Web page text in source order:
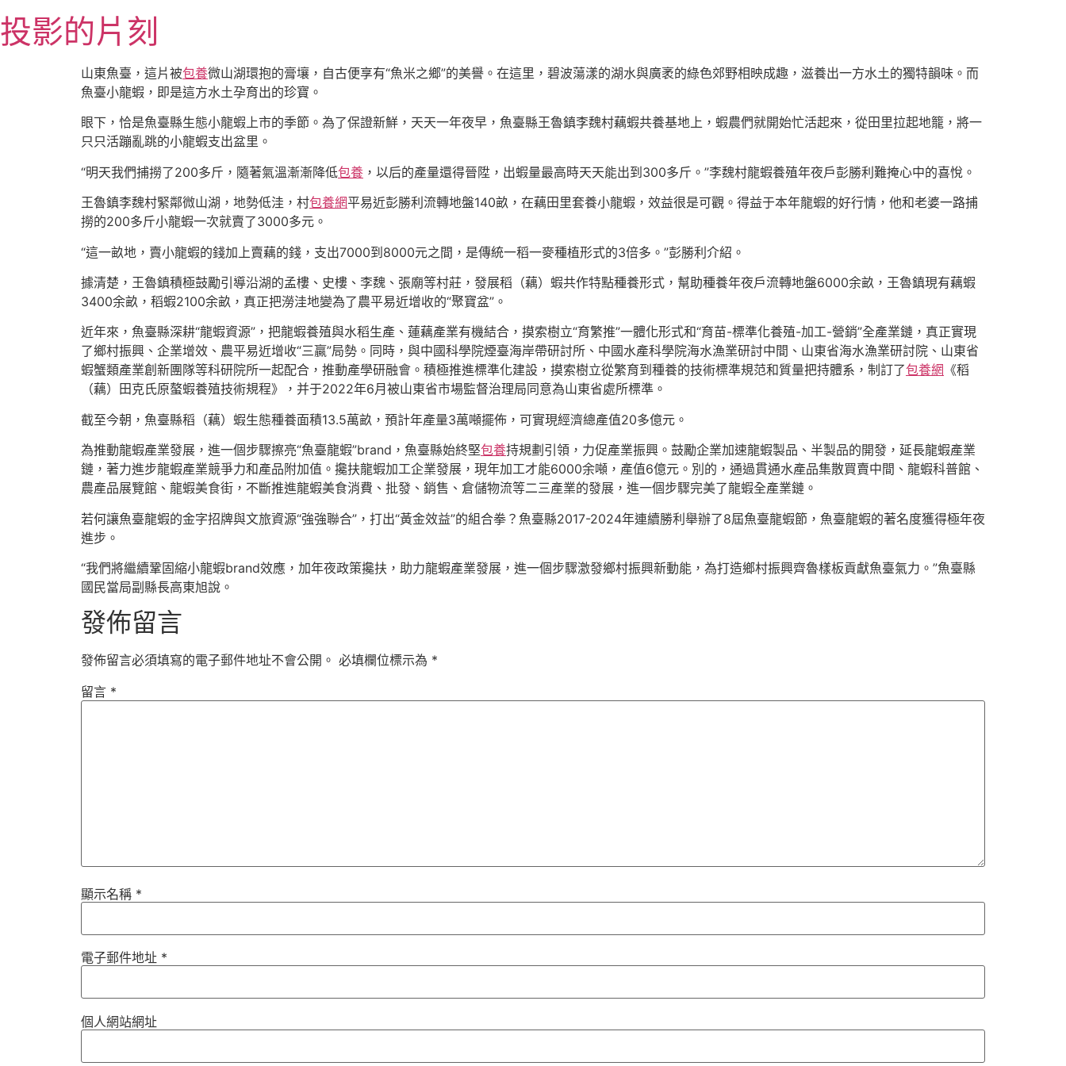
至
主
投影的片刻
山東魚臺，這片被包養微山湖環抱的膏壤，自古便享有“魚米之鄉”的美譽。在這里，碧波蕩漾的湖水與廣袤的綠色郊野相映成趣，滋養出一方水土的獨特韻味。而
魚臺小龍蝦，即是這方水土孕育出的珍寶。
眼下，恰是魚臺縣生態小龍蝦上市的季節。為了保證新鮮，天天一年夜早，魚臺縣王魯鎮李魏村藕蝦共養基地上，蝦農們就開始忙活起來，從田里拉起地籠，將一
只只活蹦亂跳的小龍蝦支出盆里。
“明天我們捕撈了200多斤，隨著氣溫漸漸降低包養 ，以后的產量還得晉陞，出蝦量最高時天天能出到300多斤。”李魏村龍蝦養殖年夜戶彭勝利難掩心中的喜悅。
王魯鎮李魏村緊鄰微山湖，地勢低洼，村包養網平易近彭勝利流轉地盤140畝，在藕田里套養小龍蝦，效益很是可觀。得益于本年龍蝦的好行情，他和老婆一路捕
撈的200多斤小龍蝦一次就賣了3000多元。
“這一畝地，賣小龍蝦的錢加上賣藕的錢，支出7000到8000元之間，是傳統一稻一麥種植形式的3倍多。”彭勝利介紹。
據清楚，王魯鎮積極鼓勵引導沿湖的孟樓、史樓、李魏、張廟等村莊，發展稻（藕）蝦共作特點種養形式，幫助種養年夜戶流轉地盤6000余畝，王魯鎮現有藕蝦
3400余畝，稻蝦2100余畝，真正把澇洼地變為了農平易近增收的“聚寶盆”。
近年來，魚臺縣深耕“龍蝦資源”，把龍蝦養殖與水稻生產、蓮藕產業有機結合，摸索樹立“育繁推”一體化形式和“育苗-標準化養殖-加工-營銷”全產業鏈，真正實現
了鄉村振興、企業增效、農平易近增收“三贏”局勢。同時，與中國科學院煙臺海岸帶研討所、中國水產科學院海水漁業研討中間、山東省海水漁業研討院、山東省
蝦蟹類產業創新團隊等科研院所一起配合，推動產學研融會。積極推進標準化建設，摸索樹立從繁育到種養的技術標準規范和質量把持體系，制訂了包養網 《稻
（藕）田克氏原螯蝦養殖技術規程》，并于2022年6月被山東省市場監督治理局同意為山東省處所標準。
截至今朝，魚臺縣稻（藕）蝦生態種養面積13.5萬畝，預計年產量3萬噸擺佈，可實現經濟總產值20多億元。
為推動龍蝦產業發展，進一個步驟擦亮“魚臺龍蝦”brand，魚臺縣始終堅包養持規劃引領，力促產業振興。鼓勵企業加速龍蝦製品、半製品的開發，延長龍蝦產業
鏈，著力進步龍蝦產業競爭力和產品附加值。攙扶龍蝦加工企業發展，現年加工才能6000余噸，產值6億元。別的，通過貫通水產品集散買賣中間、龍蝦科普館、
農產品展覽館、龍蝦美食街，不斷推進龍蝦美食消費、批發、銷售、倉儲物流等二三產業的發展，進一個步驟完美了龍蝦全產業鏈。
若何讓魚臺龍蝦的金字招牌與文旅資源“強強聯合”，打出“黃金效益”的組合拳？魚臺縣2017-2024年連續勝利舉辦了8屆魚臺龍蝦節，魚臺龍蝦的著名度獲得極年夜
進步。
“我們將繼續鞏固縮小龍蝦brand效應，加年夜政策攙扶，助力龍蝦產業發展，進一個步驟激發鄉村振興新動能，為打造鄉村振興齊魯樣板貢獻魚臺氣力。”魚臺縣
國民當局副縣長高東旭說。
發佈留言
發佈留言必須填寫的電子郵件地址不會公開。 必填欄位標示為 *
留言 *
顯示名稱 *
電子郵件地址 *
個人網站網址